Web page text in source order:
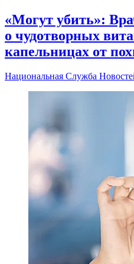
«Могут убить»:
о чудотворных
капельницах от
Национальная Служба